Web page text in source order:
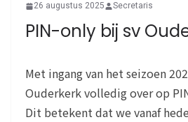
26 augustus 2025 Secretaris
PIN-only bij sv
Met ingang van het seizoen
Ouderkerk volledig over op
Dit betekent dat we vanaf